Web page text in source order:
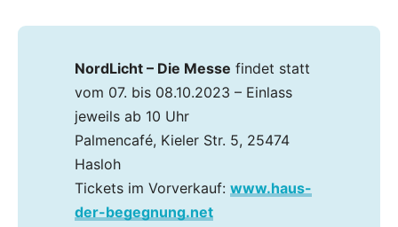
NordLicht – Die Messe findet statt
vom 07. bis 08.10.2023 – Einlass
jeweils ab 10 Uhr
Palmencafé, Kieler Str. 5, 25474
Hasloh
Tickets im Vorverkauf: www.haus-
der-begegnung.net